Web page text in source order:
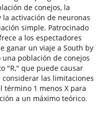
de conejos, la
activación de neuronas
simple. Patrocinado
a los espectadores
ganar un viaje a South by
población de conejos
"R," que puede causar
las limitaciones
término 1 menos X para
a un máximo teórico.